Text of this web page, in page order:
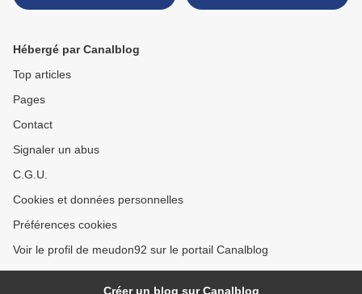
Michel Piquemal - à Eglise
Hébergé par Canalblog
Top articles
Pages
Contact
Signaler un abus
C.G.U.
Cookies et données personnelles
Préférences cookies
Voir le profil de meudon92 sur le portail Canalblog
Créer un blog sur Canalblog